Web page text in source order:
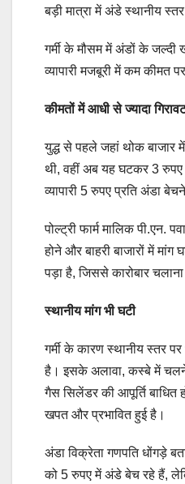
बड़ी मात्रा में अंडे स्थानीय
गर्मी के मौसम में अंडों के
व्यापारी मजबूरी में कम कीमत
कीमतों में आधी से ज्यादा
युद्ध से पहले जहां थोक
थी, वहीं अब यह घटकर 3 रुपए
व्यापारी 5 रुपए प्रति अंडा
पोल्ट्री फार्म मालिक पी.एन.
होने और बाहरी बाजारों में
पड़ा है, जिससे कारोबार
स्थानीय मांग भी घटी
गर्मी के कारण स्थानीय स्तर
है। इसके अलावा, कस्बे में चलने
गैस सिलेंडर की आपूर्ति बाधित
खपत और प्रभावित हुई है।
अंडा विक्रेता गणपति धोंगड़े
को 5 रुपए में अंडे बेच रहे हैं,